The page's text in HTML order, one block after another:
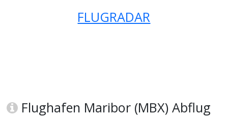
FLUGRADAR
Flughafen Maribor (MBX) Abflug